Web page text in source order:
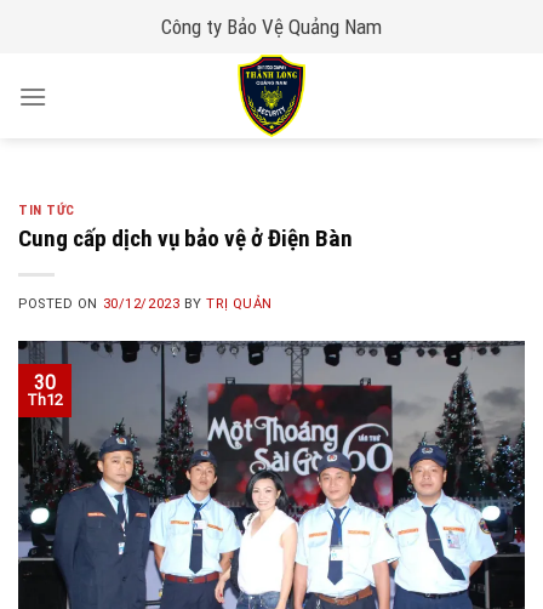
Công ty Bảo Vệ Quảng Nam
TIN TỨC
Cung cấp dịch vụ bảo vệ ở Điện Bàn
POSTED ON 30/12/2023 BYTRỊ QUẢN
30
Th12